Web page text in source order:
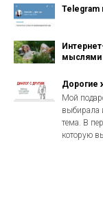
Telegram
мыслями
Дорогие
Мой
выбирала
тема. В
которую